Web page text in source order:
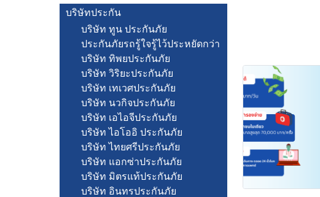
บริษัทประกัน
บริษัท ทูน ประกันภัย
ประกันภัยรถรู้ใจรู้ไว้ประหยัดกว่า
บริษัท ทิพยประกันภัย
บริษัท วิริยะประกันภัย
บริษัท เทเวศประกันภัย
บริษัท นวกิจประกันภัย
บริษัท เอไอจีประกันภัย
บริษัท ไอโออิ ประกันภัย
บริษัท ไทยศรีประกันภัย
บริษัท แอกซ่าประกันภัย
บริษัท มิตรแท้ประกันภัย
บริษัท อินทรประกันภัย